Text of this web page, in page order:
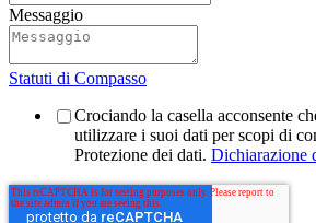
Messaggio
Statuti di Compasso
Crociando la casella acconsente
utilizzare i suoi dati per scopi di
Protezione dei dati. Dichiarazione